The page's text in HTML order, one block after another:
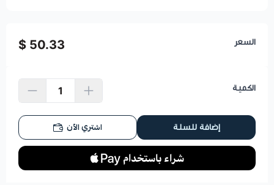
السعر 50.33 $
الكمية
إضافة للسلة اشتري الآن